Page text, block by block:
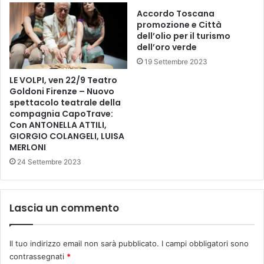
e
d
e
i
r
u
p
p
i
p
e
n
d
v
i
p
n
t
a
m
e
n
t
i
a
“
L
i
r
i
n
e
r
LE VOLPI, ven 22/9 Teatro
Goldoni Firenze – Nuovo
spettacolo teatrale della
compagnia CapoTrave:
Con ANTONELLA ATTILI,
GIORGIO COLANGELI, LUISA
MERLONI
24 Settembre 2023
Accordo Toscana
promozione e Città
dell’olio per il turismo
dell’oro verde
19 Settembre 2023
Lascia un commento
Il tuo indirizzo email non sarà pubblicato. I campi obbligatori sono
contrassegnati *